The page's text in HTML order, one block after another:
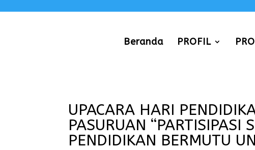
Beranda PROFIL
UPACARA HARI
PASURUAN “PARTISIPASI
PENDIDIKAN BERMUTU